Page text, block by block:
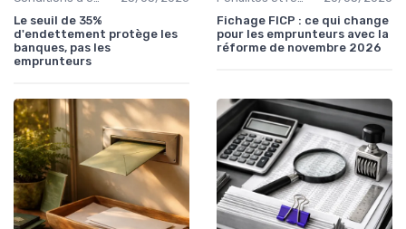
Le seuil de 35%
d'endettement protège les
banques, pas les
emprunteurs
Fichage FICP : ce qui change
pour les emprunteurs avec la
réforme de novembre 2026